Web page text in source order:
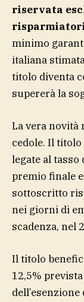
riservata
minimo
italiana
titolo diventa
supererà la
La vera novità
cedole. Il
legate al
premio finale
sottoscritto
nei giorni di
scadenza, nel
Il titolo
12,5%